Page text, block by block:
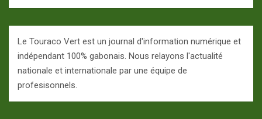
Le Touraco Vert est un journal d'information numérique et
indépendant 100% gabonais. Nous relayons l'actualité
nationale et internationale par une équipe de
profesisonnels.